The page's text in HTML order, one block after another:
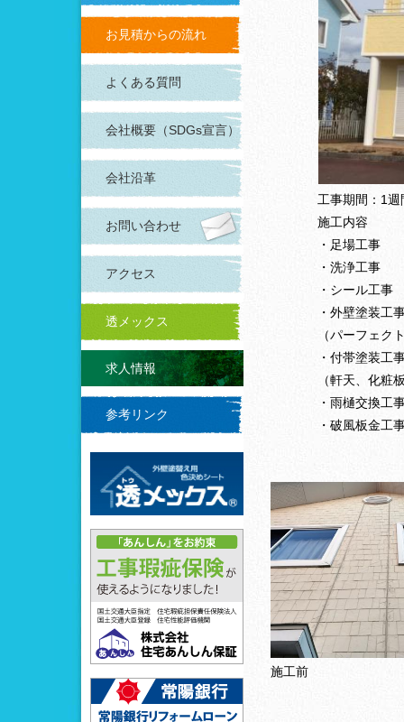
お見積からの流れ
よくある質問
会社概要（SDGs宣言）
会社沿革
お問い合わせ
アクセス
透メックス
求人情報
参考リンク
工事期間：1週
施工内容
・足場工事
・洗浄工事
・シール工事
・外壁塗装工
（パーフェク
・付帯塗装工
（軒天、化粧
・雨樋交換工
・破風板金工
施工前